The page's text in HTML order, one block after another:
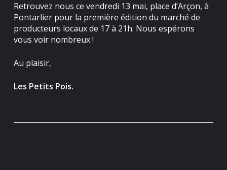
Retrouvez nous ce vendredi 13 mai, place d’Arçon, à
Pontarlier pour la première édition du marché de
producteurs locaux de 17 à 21h. Nous espérons
vous voir nombreux !
Au plaisir,
Les Petits Pois.